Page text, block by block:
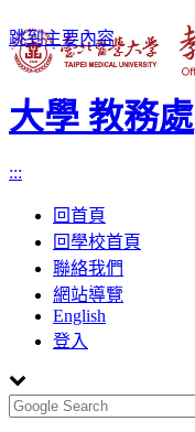
跳到主要內容
大學 教務處
:::
回首頁
回學校首頁
聯絡我們
網站導覽
English
登入